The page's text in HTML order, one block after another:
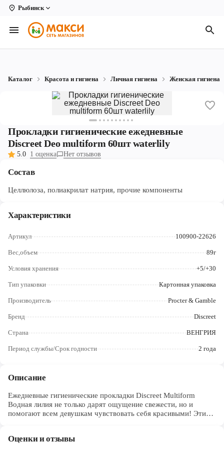
Рыбинск
Вологда
Архангельск
Коряжма
Котлас
Новодвинск
Рыбинск
Ярославль
Каталог Красота и гигиена Личная гигиена Женская гигиена
Прокладки гигиенические ежедневные
Discreet Deo multiform 60шт waterlily
5.0 1 оценка Нет отзывов
Состав
Целлюлоза, полиакрилат натрия, прочие компоненты
Характеристики
Артикул 100900-22626
Вес,объем 89г
Условия хранения +5/+30
Тип упаковки Картонная упаковка
Производитель Procter & Gamble
Бренд Discreet
Страна ВЕНГРИЯ
Период службы/Срок годности 2 года
Описание
Ежедневные гигиенические прокладки Discreet Multiform
Водная лилия не только дарят ощущение свежести, но и
помогают всем девушкам чувствовать себя красивыми! Эти
настолько тонкие, что вы их даже не почувствуете, и, кроме
Оценки и отзывы